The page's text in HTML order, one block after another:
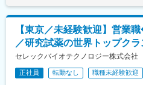
・薬の承認プロセスが他国よ
この「ドラッグ・ラグ」問題
入が難しく、日本の医療は海外
海外では一般的な、特定の条
度も日本ではまだ導入されて
記です。
【東京／未経験歓迎】営業
／研究試薬の世界トップク
セレックバイオテクノロジー株式会社
正社員 転勤なし 職種未経験歓迎